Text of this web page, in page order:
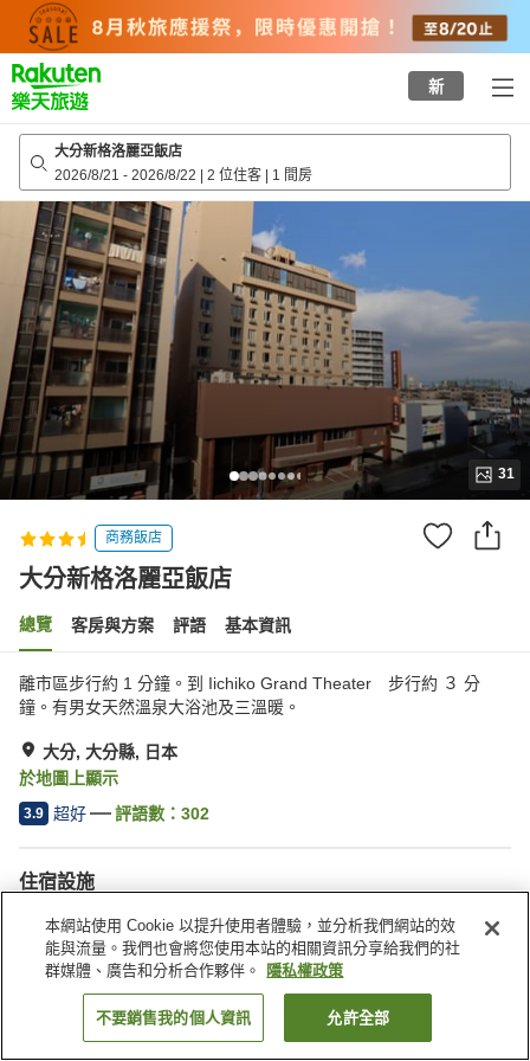
top
page
新
大分新格洛麗亞飯店
2026/8/21 - 2026/8/22 | 2 位住客 | 1 間房
31
商務飯店
大分新格洛麗亞飯店
總覽 客房與方案 評語 基本資訊
離市區步行約 1 分鐘。到 Iichiko Grand Theater 步行約 ３ 分
鐘。有男女天然溫泉大浴池及三溫暖。
大分, 大分縣, 日本
於地圖上顯示
3.9 超好 評語數： 302
住宿設施
停車場
三溫暖
自動販賣機
付費洗衣房
找客房
本網站使用 Cookie 以提升使用者體驗，並分析我們網站的效
能與流量。我們也會將您使用本站的相關資訊分享給我們的社
群媒體、廣告和分析合作夥伴。
隱私權政策
不要銷售我的個人資訊 允許全部